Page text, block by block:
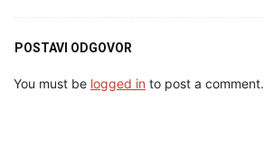
POSTAVI ODGOVOR
You must be logged in to post a comment.